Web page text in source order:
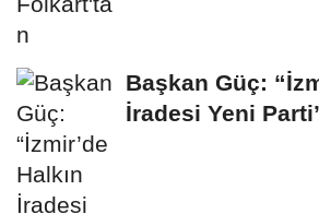
Başkan Güç:
İradesi Yeni